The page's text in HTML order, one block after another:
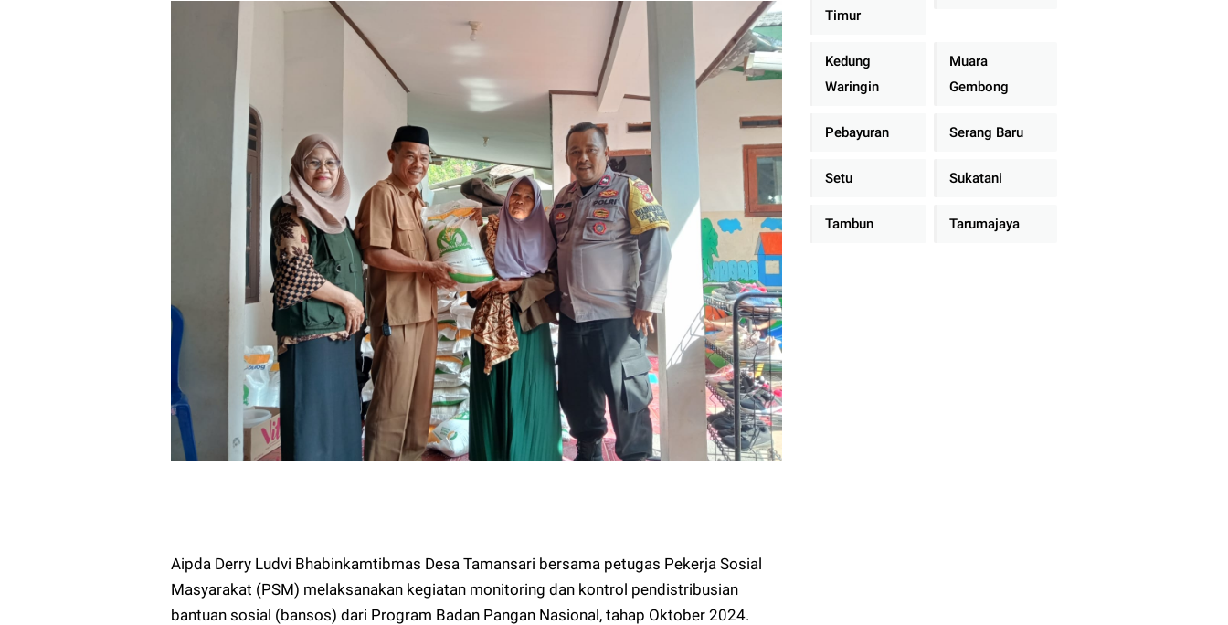
Aipda Derry Ludvi Bhabinkamtibmas Desa Tamansari bersama petugas Pekerja Sosial
Masyarakat (PSM) melaksanakan kegiatan monitoring dan kontrol pendistribusian
bantuan sosial (bansos) dari Program Badan Pangan Nasional, tahap Oktober 2024.
Timur
Kedung
Waringin
Muara
Gembong
Pebayuran Serang Baru
Setu Sukatani
Tambun Tarumajaya